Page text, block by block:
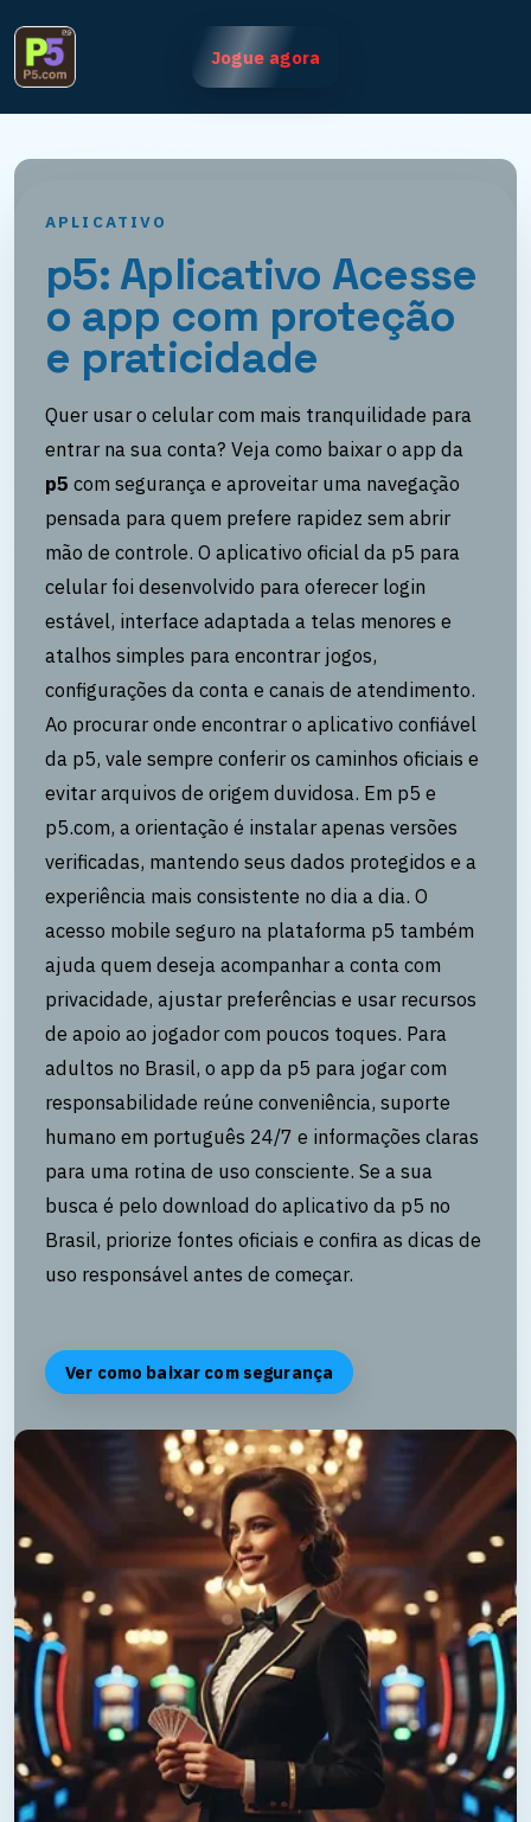
Jogue agora
APLICATIVO
p5: Aplicativo Acesse
o app com proteção
e praticidade
Quer usar o celular com mais tranquilidade para
entrar na sua conta? Veja como baixar o app da
p5 com segurança e aproveitar uma navegação
pensada para quem prefere rapidez sem abrir
mão de controle. O aplicativo oficial da p5 para
celular foi desenvolvido para oferecer login
estável, interface adaptada a telas menores e
atalhos simples para encontrar jogos,
configurações da conta e canais de atendimento.
Ao procurar onde encontrar o aplicativo confiável
da p5, vale sempre conferir os caminhos oficiais e
evitar arquivos de origem duvidosa. Em p5 e
p5.com, a orientação é instalar apenas versões
verificadas, mantendo seus dados protegidos e a
experiência mais consistente no dia a dia. O
acesso mobile seguro na plataforma p5 também
ajuda quem deseja acompanhar a conta com
privacidade, ajustar preferências e usar recursos
de apoio ao jogador com poucos toques. Para
adultos no Brasil, o app da p5 para jogar com
responsabilidade reúne conveniência, suporte
humano em português 24/7 e informações claras
para uma rotina de uso consciente. Se a sua
busca é pelo download do aplicativo da p5 no
Brasil, priorize fontes oficiais e confira as dicas de
uso responsável antes de começar.
Ver como baixar com segurança